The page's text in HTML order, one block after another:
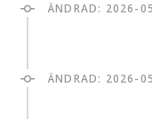
ÄNDRAD: 2026-
ÄNDRAD: 2026-